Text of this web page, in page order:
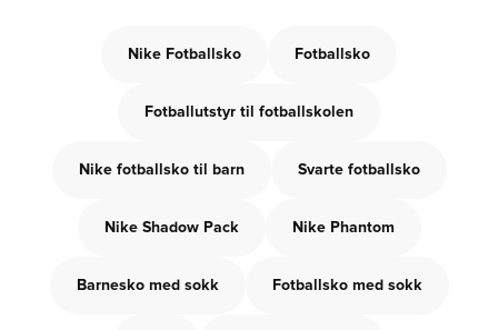
Nike Fotballsko Fotballsko
Fotballutstyr til fotballskolen
Nike fotballsko til barn Svarte fotballsko
Nike Shadow Pack Nike Phantom
Barnesko med sokk Fotballsko med sokk